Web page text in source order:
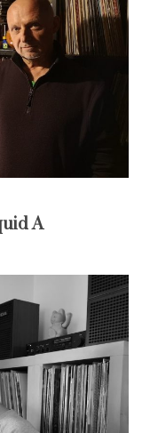
A